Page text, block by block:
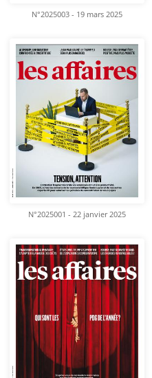
N°2025003 - 19 mars 2025
N°2025001 - 22 janvier 2025